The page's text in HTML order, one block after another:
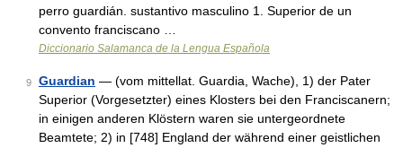
perro guardián. sustantivo masculino 1. Superior de un
convento franciscano …
Diccionario Salamanca de la Lengua Española
9 Guardian — (vom mittellat. Guardia, Wache), 1) der Pater
Superior (Vorgesetzter) eines Klosters bei den Franciscanern;
in einigen anderen Klöstern waren sie untergeordnete
Beamtete; 2) in [748] England der während einer geistlichen